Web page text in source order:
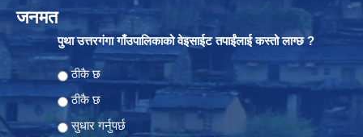
जनमत
पुथा उत्तरगंगा गाँउपालिकाको वेइसाईट तपाईंलाई कस्तो लाग्छ ?
Choices
ठीकै छ
ठीकै छ
सुधार गर्नुपर्छ